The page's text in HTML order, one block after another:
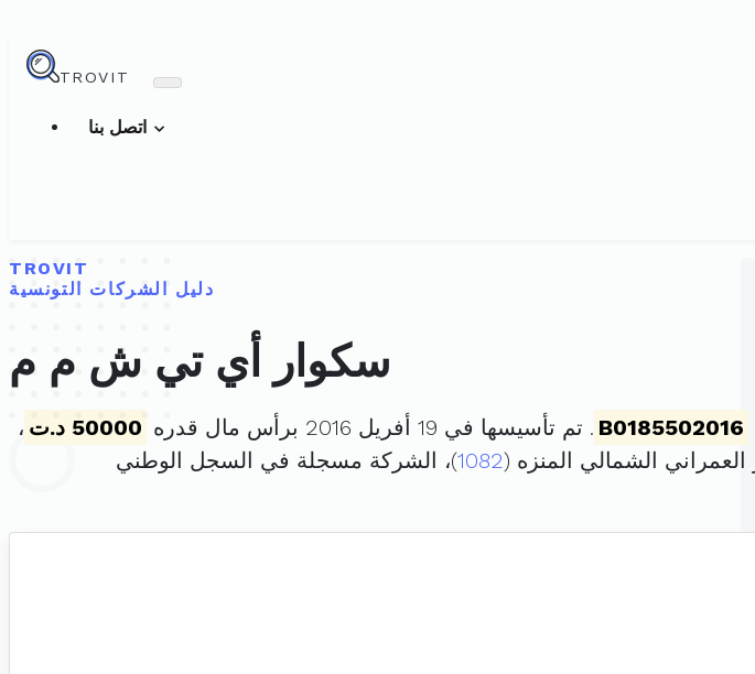
TROVIT
TROVIT
دليل الشركات التونسية
سكوار أي تي ش م م
B0185502016 . تم تأسيسها في 19 أفريل 2016 برأس مال قدره 50000 د.ت
،
1082)، الشركة مسجلة في السجل الوطني